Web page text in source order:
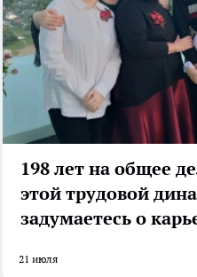
198 лет на общее
этой трудовой
задумаетесь о
21 июля